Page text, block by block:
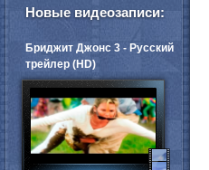
Новые видеозаписи:
Бриджит Джонс 3 - Русский
трейлер (HD)